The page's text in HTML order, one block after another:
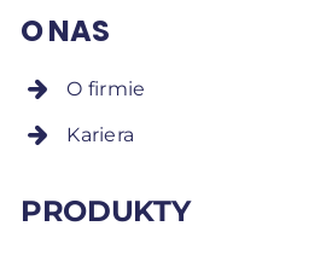
O NAS
O firmie
Kariera
PRODUKTY